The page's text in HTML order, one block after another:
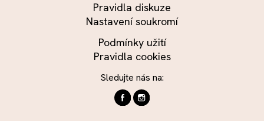
Pravidla diskuze
Nastavení soukromí
Podmínky užití
Pravidla cookies
Sledujte nás na: